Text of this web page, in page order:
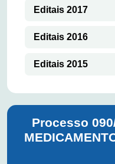
Editais 2017
Editais 2016
Editais 2015
Processo